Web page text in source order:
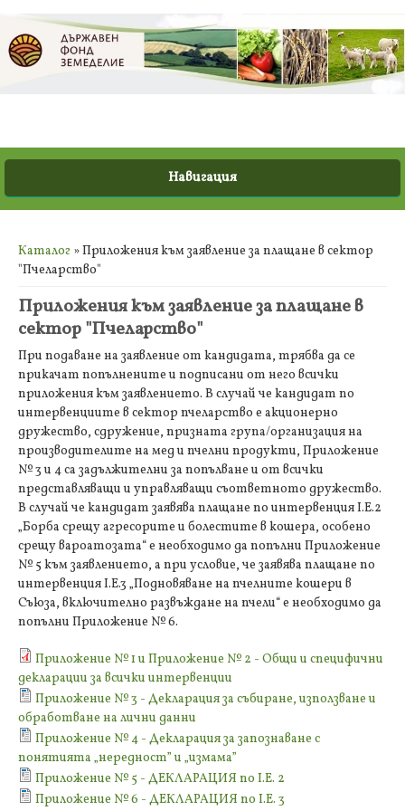
Вие сте тук
Каталог » Приложения към заявление за плащане в сектор
"Пчеларство"
Приложения към заявление за плащане в
сектор "Пчеларство"
При подаване на заявление от кандидата, трябва да се
прикачат попълнените и подписани от него всички
приложения към заявлението. В случай че кандидат по
интервенциите в сектор пчеларство е акционерно
дружество, сдружение, призната група/организация на
производителите на мед и пчелни продукти, Приложение
№ 3 и 4 са задължителни за попълване и от всички
представляващи и управляващи съответното дружество.
В случай че кандидат заявява плащане по интервенция I.E.2
„Борба срещу агресорите и болестите в кошера, особено
срещу вароатозата“ е необходимо да попълни Приложение
№ 5 към заявлението, а при условие, че заявява плащане по
интервенция I.E.3 „Подновяване на пчелните кошери в
Съюза, включително развъждане на пчели“ е необходимо да
попълни Приложение № 6.
Приложение № 1 и Приложение № 2 - Общи и специфични
декларации за всички интервенции
Приложение № 3 - Декларация за събиране, използване и
обработване на лични данни
Приложение № 4 - Декларация за запознаване с
понятията „нередност” и „измама”
Приложение № 5 - ДЕКЛАРАЦИЯ по I.E. 2
Приложение № 6 - ДЕКЛАРАЦИЯ по I.E. 3